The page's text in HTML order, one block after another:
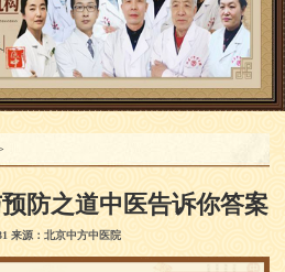
防之道中医告诉你答案
来源：北京中方中医院